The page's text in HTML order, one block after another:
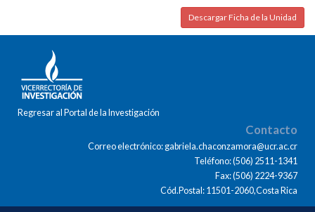
Descargar Ficha de la Unidad
Regresar al Portal de la Investigación
Contacto
Correo electrónico: gabriela.chaconzamora@ucr.ac.cr
Teléfono: (506) 2511-1341
Fax: (506) 2224-9367
Cód.Postal: 11501-2060,Costa Rica